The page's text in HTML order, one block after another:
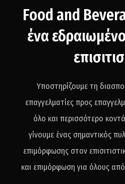
Food and
ένα
Υποστηρίζουμε τη
επαγγελματίες προς
όλο και περισσότερο
γίνουμε ένας σημαντικός
επιμόρφωσης στον
και επιμόρφωση για όλους